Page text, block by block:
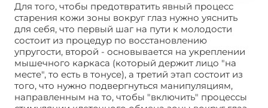
Для того, чтобы предотвратить явный процесс
старения кожи зоны вокруг глаз нужно уяснить
для себя, что первый шаг на пути к молодости
состоит из процедур по восстановлению
упругости, второй - основывается на укреплении
мышечного каркаса (который держит лицо "на
месте", то есть в тонусе), а третий этап состоит из
того, что нужно подвергнуться манипуляциям,
направленным на то, чтобы "включить" процессы